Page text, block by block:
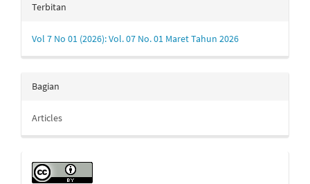
Terbitan
Vol 7 No 01 (2026): Vol. 07 No. 01 Maret Tahun 2026
Bagian
Articles